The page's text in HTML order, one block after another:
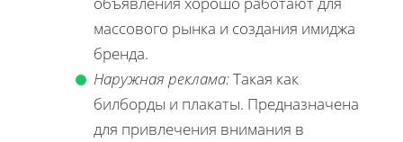
массового рынка и создания имиджа
бренда.
Наружная реклама:Такая как
билборды и плакаты. Предназначена
для привлечения внимания в